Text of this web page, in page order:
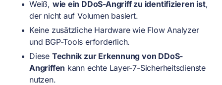
Weiß, wie ein DDoS-Angriff zu identifizieren ist,
der nicht auf Volumen basiert.
Keine zusätzliche Hardware wie Flow Analyzer
und BGP-Tools erforderlich.
Diese Technik zur Erkennung von DDoS-
Angriffen kann echte Layer-7-Sicherheitsdienste
nutzen.